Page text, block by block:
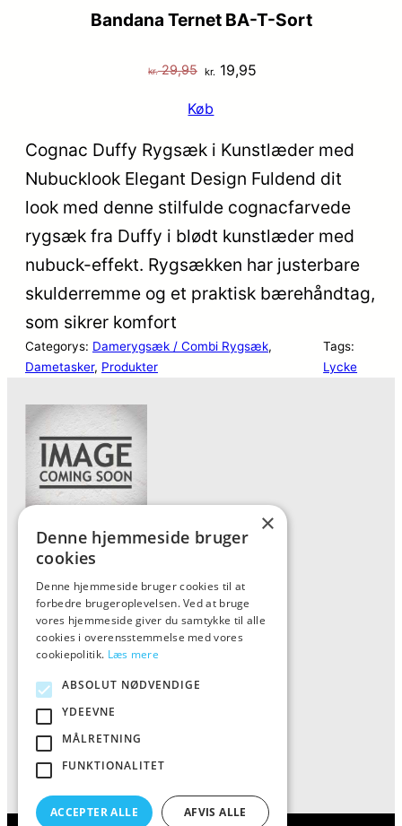
Bandana Ternet BA-T-Sort
kr.29,95 Den
pris
var:
kr. 19,95
er:
Køb
Cognac Duffy Rygsæk i Kunstlæder med
Nubucklook Elegant Design Fuldend dit
look med denne stilfulde cognacfarvede
rygsæk fra Duffy i blødt kunstlæder med
nubuck-effekt. Rygsækken har justerbare
skulderremme og et praktisk bærehåndtag,
som sikrer komfort
Categorys: Damerygsæk / Combi Rygsæk
Dametasker, Produkter
Tags:
Lycke
Forside
Vis alle produkter
Kontakt
Oversigt artikler
ALFA
Tlf: 7876 8672
Mail:info@al-fa.dk
×
Denne hjemmeside bruger
cookies
Denne hjemmeside bruger cookies til at
forbedre brugeroplevelsen. Ved at bruge
vores hjemmeside giver du samtykke til alle
cookies i overensstemmelse med vores
cookiepolitik. Læs mere
ABSOLUT NØDVENDIGE
YDEEVNE
MÅLRETNING
FUNKTIONALITET
ACCEPTER ALLE AFVIS ALLE